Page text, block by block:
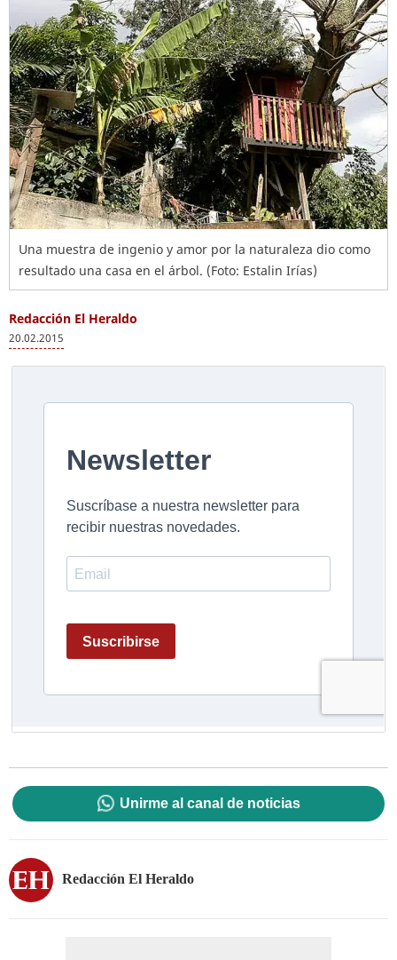
Una muestra de ingenio y amor por la naturaleza dio como
resultado una casa en el árbol. (Foto: Estalin Irías)
Redacción El Heraldo
20.02.2015
Unirme al canal de noticias
Redacción El Heraldo